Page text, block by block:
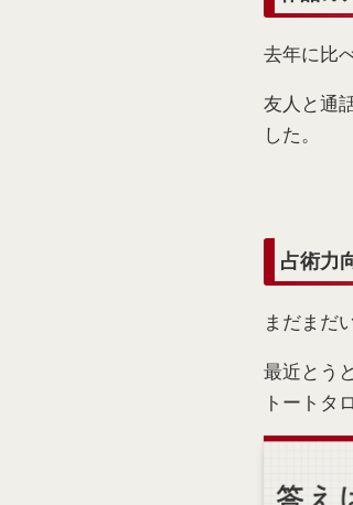
去年に比
友人と通
した。
占術力
まだまだ
最近とう
トートタ